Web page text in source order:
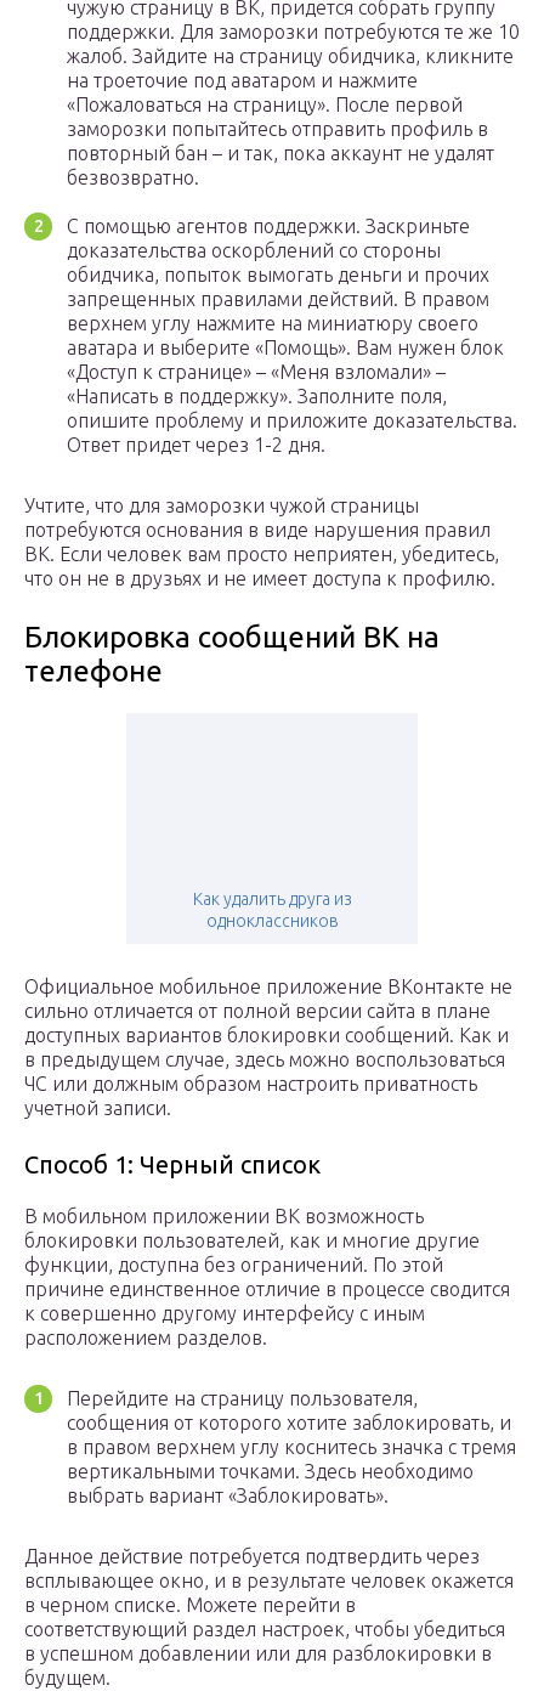
чужую страницу в ВК, придется собрать группу
поддержки. Для заморозки потребуются те же 10
жалоб. Зайдите на страницу обидчика, кликните
на троеточие под аватаром и нажмите
«Пожаловаться на страницу». После первой
заморозки попытайтесь отправить профиль в
повторный бан – и так, пока аккаунт не удалят
безвозвратно.
С помощью агентов поддержки. Заскриньте
доказательства оскорблений со стороны
обидчика, попыток вымогать деньги и прочих
запрещенных правилами действий. В правом
верхнем углу нажмите на миниатюру своего
аватара и выберите «Помощь». Вам нужен блок
«Доступ к странице» – «Меня взломали» –
«Написать в поддержку». Заполните поля,
опишите проблему и приложите доказательства.
Ответ придет через 1-2 дня.
Учтите, что для заморозки чужой страницы
потребуются основания в виде нарушения правил
ВК. Если человек вам просто неприятен, убедитесь,
что он не в друзьях и не имеет доступа к профилю.
Блокировка сообщений ВК на
телефоне
Как удалить друга из
одноклассников
Официальное мобильное приложение ВКонтакте не
сильно отличается от полной версии сайта в плане
доступных вариантов блокировки сообщений. Как и
в предыдущем случае, здесь можно воспользоваться
ЧС или должным образом настроить приватность
учетной записи.
Способ 1: Черный список
В мобильном приложении ВК возможность
блокировки пользователей, как и многие другие
функции, доступна без ограничений. По этой
причине единственное отличие в процессе сводится
к совершенно другому интерфейсу с иным
расположением разделов.
Перейдите на страницу пользователя,
сообщения от которого хотите заблокировать, и
в правом верхнем углу коснитесь значка с тремя
вертикальными точками. Здесь необходимо
выбрать вариант «Заблокировать».
Данное действие потребуется подтвердить через
всплывающее окно, и в результате человек окажется
в черном списке. Можете перейти в
соответствующий раздел настроек, чтобы убедиться
в успешном добавлении или для разблокировки в
будущем.